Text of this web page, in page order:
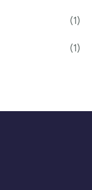
(1)
(1)